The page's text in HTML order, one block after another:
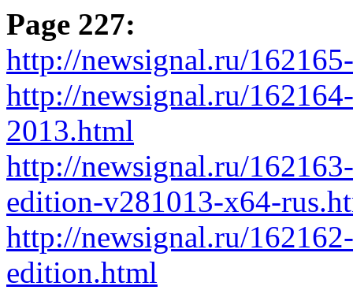
Page 227:
http://newsignal.ru/
http://newsignal.ru/
2013.html
http://newsignal.ru/
edition-v281013-x64-
http://newsignal.ru/
edition.html